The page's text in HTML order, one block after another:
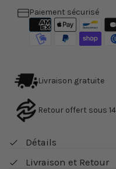
scarabée
Paiement sécurisé
Livraison gratuite
Retour offert sous
Détails
Livraison et Retour